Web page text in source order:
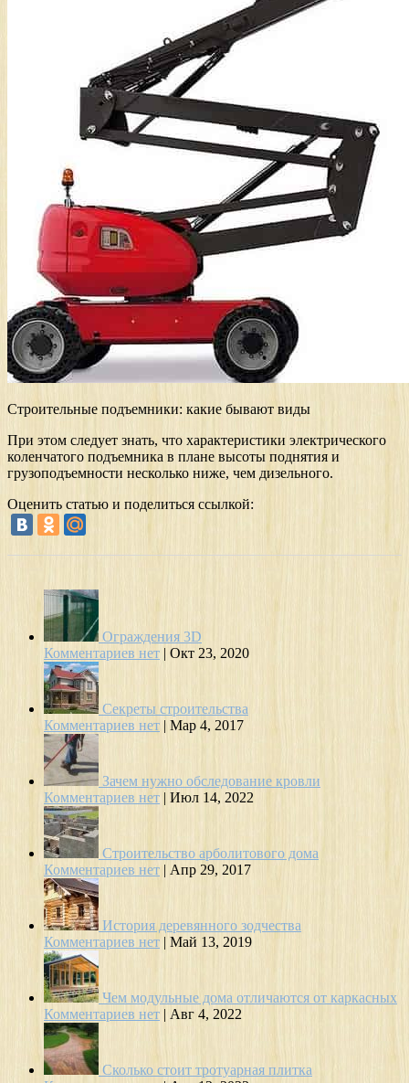
Строительные подъемники: какие бывают виды
При этом следует знать, что характеристики электрического
коленчатого подъемника в плане высоты поднятия и
грузоподъемности несколько ниже, чем дизельного.
Оценить статью и поделиться ссылкой:
Ограждения 3D
Комментариев нет | Окт 23, 2020
Секреты строительства
Комментариев нет | Мар 4, 2017
Зачем нужно обследование кровли
Комментариев нет | Июл 14, 2022
Строительство арболитового дома
Комментариев нет | Апр 29, 2017
История деревянного зодчества
Комментариев нет | Май 13, 2019
Чем модульные дома отличаются от каркасных
Комментариев нет | Авг 4, 2022
Сколько стоит тротуарная плитка